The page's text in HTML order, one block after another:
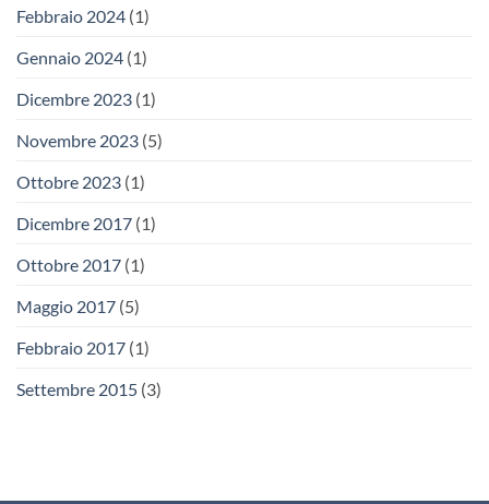
Febbraio 2024 (1)
Gennaio 2024 (1)
Dicembre 2023 (1)
Novembre 2023 (5)
Ottobre 2023 (1)
Dicembre 2017 (1)
Ottobre 2017 (1)
Maggio 2017 (5)
Febbraio 2017 (1)
Settembre 2015 (3)